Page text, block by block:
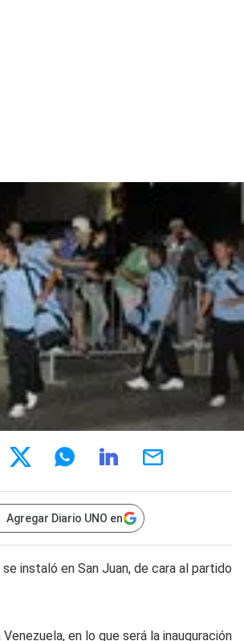
Agregar Diario UNO en
instaló en San Juan, de cara al partido
en lo que será la inauguración